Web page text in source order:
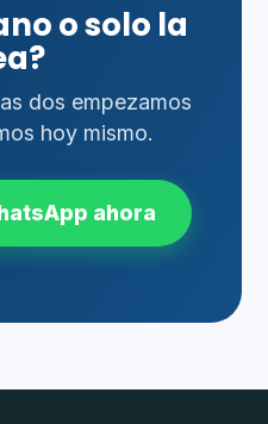
o solo la
dos empezamos
hoy mismo.
ahora